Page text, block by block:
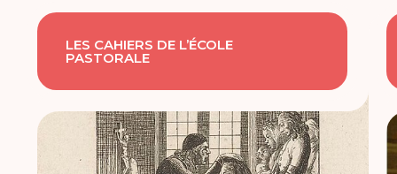
LES CAHIERS DE L’ÉCOLE
PASTORALE